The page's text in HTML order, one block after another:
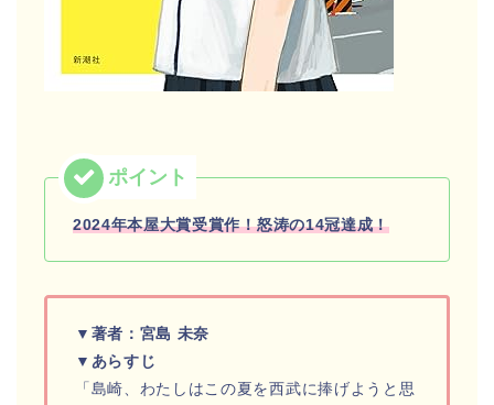
2024年本屋大賞受賞作！怒涛の14冠達成！
▼著者：宮島 未奈
▼あらすじ
「島崎、わたしはこの夏を西武に捧げようと思